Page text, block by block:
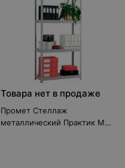
Товара нет в продаже
Промет Стеллаж
металлический Практик MS